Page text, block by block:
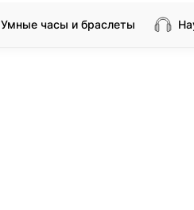
Умные часы и браслеты